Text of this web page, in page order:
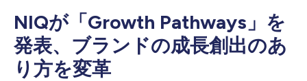
NIQが「Growth Pathways」を
発表、ブランドの成長創出のあ
り方を変革